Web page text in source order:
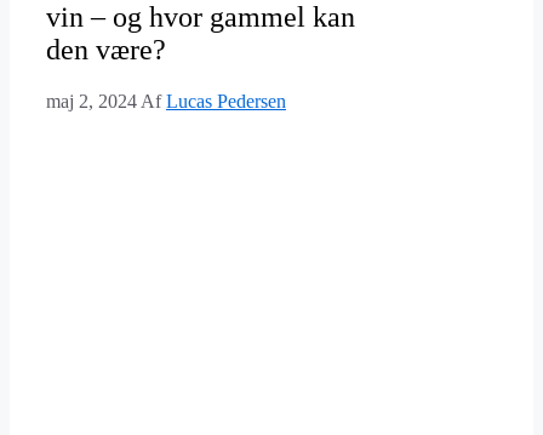
vin – og hvor gammel kan
den være?
maj 2, 2024 AfLucas Pedersen